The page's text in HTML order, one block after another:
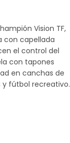
Vision TF,
con capellada
el control del
con tapones
en canchas de
fútbol recreativo.